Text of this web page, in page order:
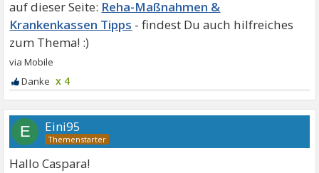
Reha-Maßnahmen &
Krankenkassen Tipps
x 4
E Eini95
Hallo Caspara!